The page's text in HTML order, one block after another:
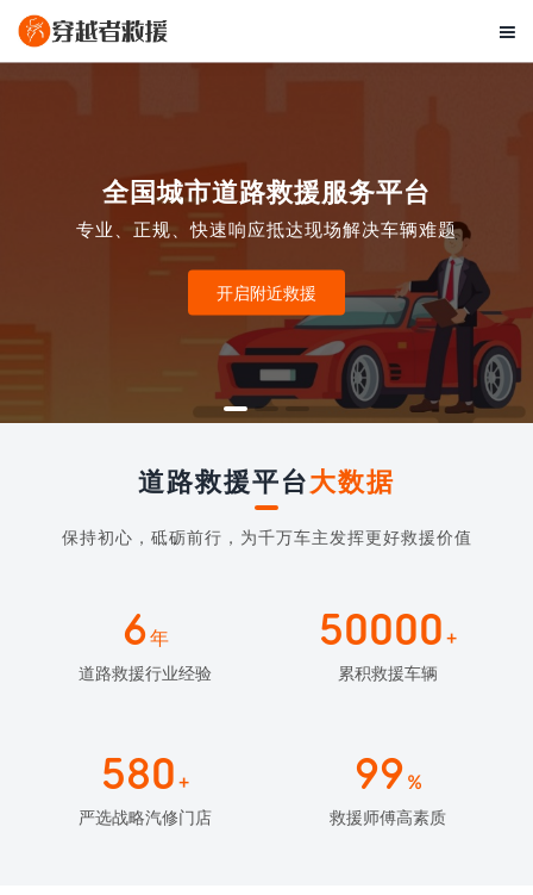

全国城市道路救援服务平台
专业、正规、快速响应抵达现场解决车辆难题
开启附近救援
道路救援平台大数据
保持初心，砥砺前行，为千万车主发挥更好救援价值
6年
道路救援行业经验
50000 +
累积救援车辆
580 +
严选战略汽修门店
99 %
救援师傅高素质